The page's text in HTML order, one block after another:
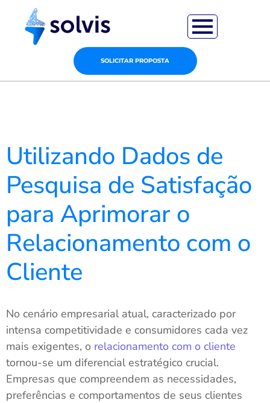
SOLICITAR PROPOSTA
Utilizando Dados de
Pesquisa de Satisfação
para Aprimorar o
Relacionamento com o
Cliente
No cenário empresarial atual, caracterizado por
intensa competitividade e consumidores cada vez
mais exigentes, o relacionamento com o cliente
tornou-se um diferencial estratégico crucial.
Empresas que compreendem as necessidades,
preferências e comportamentos de seus clientes